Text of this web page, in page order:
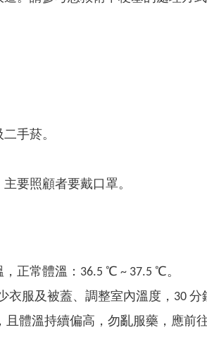
手菸。
要照顧者要戴口罩。
正常體溫：36.5 ℃ ~ 37.5 ℃。
衣服及被蓋、調整室內溫度，30 分
體溫持續偏高，勿亂服藥，應前往